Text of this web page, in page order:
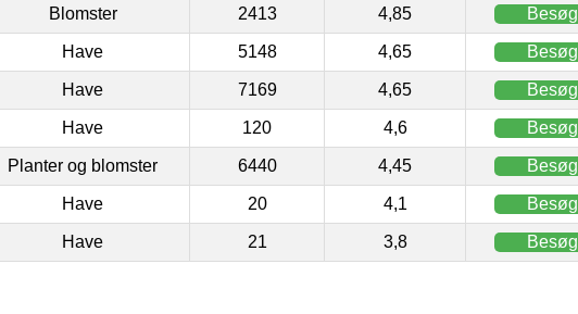
Blomster 2413 4,85 Besøg
Have 5148 4,65 Besøg
Have 7169 4,65 Besøg
Have 120 4,6 Besøg
Planter og blomster 6440 4,45 Besøg
Have 20 4,1 Besøg
Have 21 3,8 Besøg